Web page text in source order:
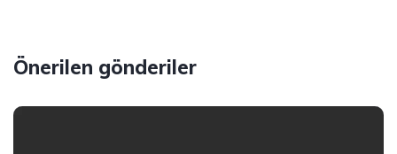
Önerilen gönderiler